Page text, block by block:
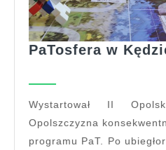
PaTosfera w
Wystartował II Opolski Przystanek PaT
Opolszczyzna
programu PaT. Po